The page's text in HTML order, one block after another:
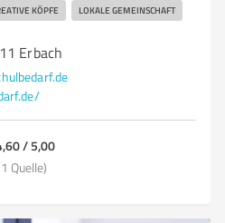
KÖPFE LOKALE GEMEINSCHAFT
Erbach
/ 5,00
Quelle)